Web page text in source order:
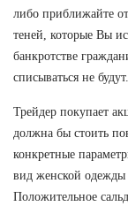
либо приближайте
теней, которые Вы
банкротстве
списываться не будут.
Трейдер покупает
должна бы стоить
конкретные
вид женской одежды
Положительное